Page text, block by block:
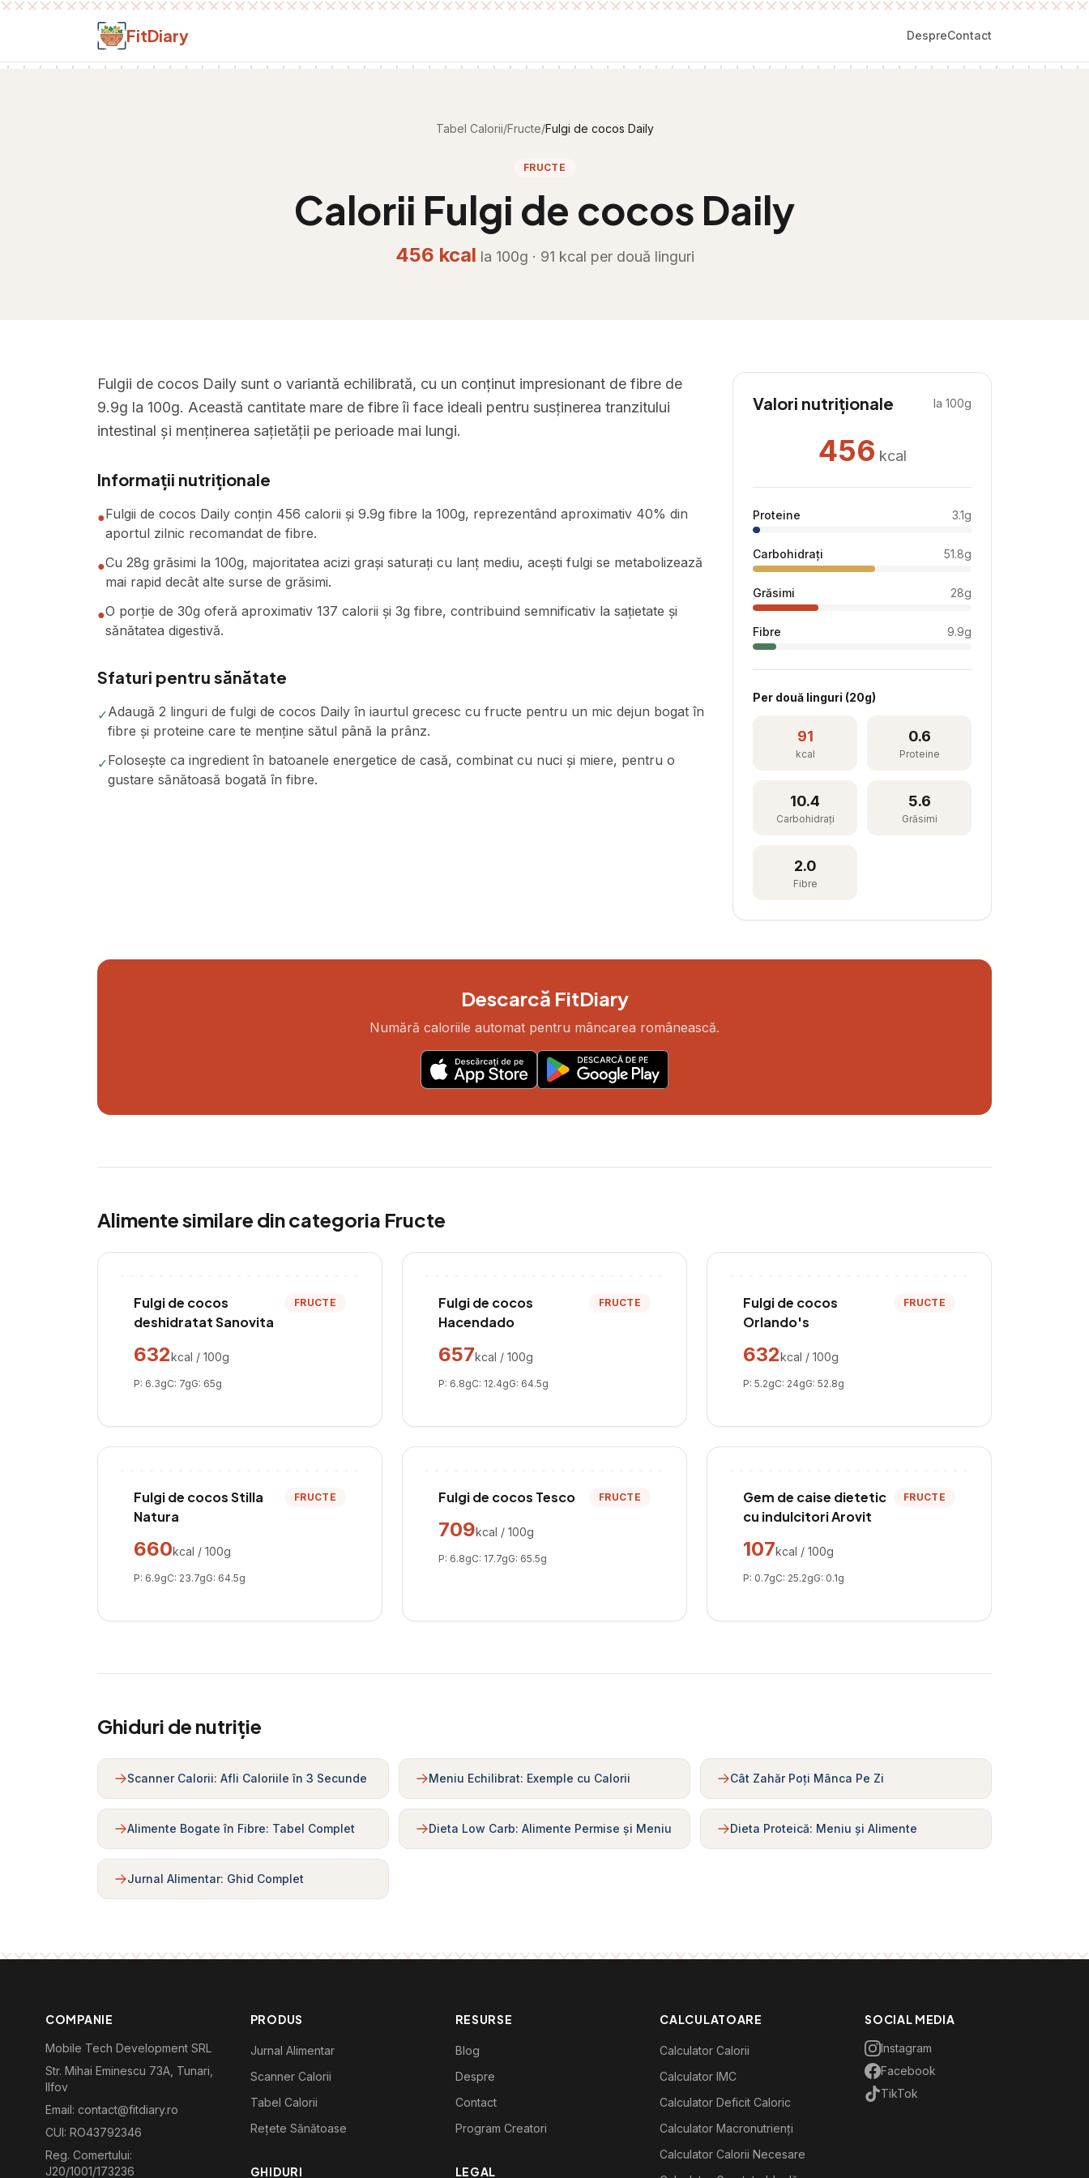
Salt la conținut
FitDiary DespreContact
Tabel Calorii/Fructe/Fulgi de cocos Daily
FRUCTE
Calorii Fulgi de cocos Daily
456 kcal la 100g · 91 kcal per două linguri
Fulgii de cocos Daily sunt o variantă echilibrată, cu un conținut impresionant de fibre de
9.9g la 100g. Această cantitate mare de fibre îi face ideali pentru susținerea tranzitului
intestinal și menținerea sațietății pe perioade mai lungi.
Informații nutriționale
●Fulgii de cocos Daily conțin 456 calorii și 9.9g fibre la 100g, reprezentând aproximativ 40% din
aportul zilnic recomandat de fibre.
●Cu 28g grăsimi la 100g, majoritatea acizi grași saturați cu lanț mediu, acești fulgi se metabolizează
mai rapid decât alte surse de grăsimi.
●O porție de 30g oferă aproximativ 137 calorii și 3g fibre, contribuind semnificativ la sațietate și
sănătatea digestivă.
Sfaturi pentru sănătate
✓Adaugă 2 linguri de fulgi de cocos Daily în iaurtul grecesc cu fructe pentru un mic dejun bogat în
fibre și proteine care te menține sătul până la prânz.
✓Folosește ca ingredient în batoanele energetice de casă, combinat cu nuci și miere, pentru o
gustare sănătoasă bogată în fibre.
Valori nutriționale la 100g
456 kcal
Proteine 3.1g
Carbohidrați 51.8g
Grăsimi 28g
Fibre 9.9g
Per două linguri (20g)
91
kcal
0.6
Proteine
10.4
Carbohidrați
5.6
Grăsimi
2.0
Fibre
Descarcă FitDiary
Numără caloriile automat pentru mâncarea românească.
Alimente similare din categoria Fructe
Fulgi de cocos
deshidratat Sanovita
FRUCTE
632kcal / 100g
P: 6.3gC: 7gG: 65g
Fulgi de cocos
Hacendado
FRUCTE
657kcal / 100g
P: 6.8gC: 12.4gG: 64.5g
Fulgi de cocos
Orlando's
FRUCTE
632kcal / 100g
P: 5.2gC: 24gG: 52.8g
Fulgi de cocos Stilla
Natura
FRUCTE
660kcal / 100g
P: 6.9gC: 23.7gG: 64.5g
Fulgi de cocos Tesco FRUCTE
709kcal / 100g
P: 6.8gC: 17.7gG: 65.5g
Gem de caise dietetic
cu indulcitori Arovit
FRUCTE
107kcal / 100g
P: 0.7gC: 25.2gG: 0.1g
Ghiduri de nutriție
Scanner Calorii: Afli Caloriile în 3 Secunde Meniu Echilibrat: Exemple cu Calorii Cât Zahăr Poți Mânca Pe Zi
Alimente Bogate în Fibre: Tabel Complet Dieta Low Carb: Alimente Permise și Meniu Dieta Proteică: Meniu și Alimente
Jurnal Alimentar: Ghid Complet
COMPANIE
Mobile Tech Development SRL
Str. Mihai Eminescu 73A, Tunari,
Ilfov
Email: contact@fitdiary.ro
CUI: RO43792346
Reg. Comertului:
J20/1001/173236
PRODUS
Jurnal Alimentar
Scanner Calorii
Tabel Calorii
Rețete Sănătoase
GHIDURI
RESURSE
Blog
Despre
Contact
Program Creatori
LEGAL
CALCULATOARE
Calculator Calorii
Calculator IMC
Calculator Deficit Caloric
Calculator Macronutrienți
Calculator Calorii Necesare
SOCIAL MEDIA
Instagram
Facebook
TikTok